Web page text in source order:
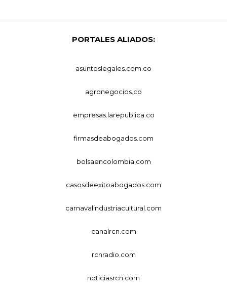
PORTALES ALIADOS:
asuntoslegales.com.co
agronegocios.co
empresas.larepublica.co
firmasdeabogados.com
bolsaencolombia.com
casosdeexitoabogados.com
carnavalindustriacultural.com
canalrcn.com
rcnradio.com
noticiasrcn.com